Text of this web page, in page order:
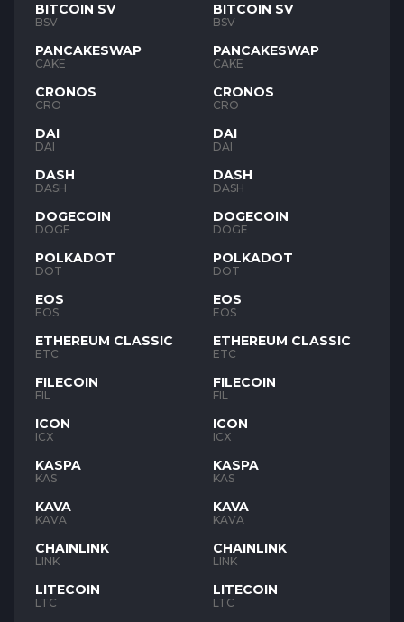
BITCOIN SV
BSV
PANCAKESWAP
CAKE
CRONOS
CRO
DAI
DAI
DASH
DASH
DOGECOIN
DOGE
POLKADOT
DOT
EOS
EOS
ETHEREUM CLASSIC
ETC
FILECOIN
FIL
ICON
ICX
KASPA
KAS
KAVA
KAVA
CHAINLINK
LINK
LITECOIN
LTC
BITCOIN SV
BSV
PANCAKESWAP
CAKE
CRONOS
CRO
DAI
DAI
DASH
DASH
DOGECOIN
DOGE
POLKADOT
DOT
EOS
EOS
ETHEREUM CLASSIC
ETC
FILECOIN
FIL
ICON
ICX
KASPA
KAS
KAVA
KAVA
CHAINLINK
LINK
LITECOIN
LTC